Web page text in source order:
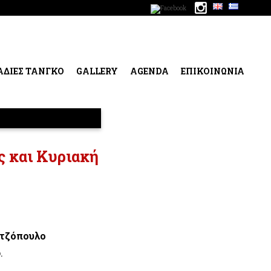
ΤΑΝΓΚΟ GALLERY AGENDA ΕΠΙΚΟΙΝΩΝΙΑ
και Κυριακή